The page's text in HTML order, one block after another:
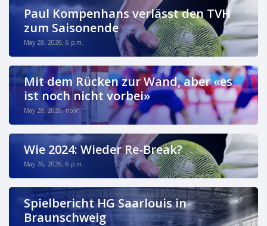
Paul Kompenhans verlässt den TVH
zum Saisonende
May 28, 2026, 6 p.m.
Mit dem Rücken zur Wand, aber «es
ist noch nicht vorbei»
May 28, 2026, noon
Wie 2024: Wieder Re-Break?
May 26, 2026, 6 p.m.
Spielbericht HG Saarlouis in
Braunschweig